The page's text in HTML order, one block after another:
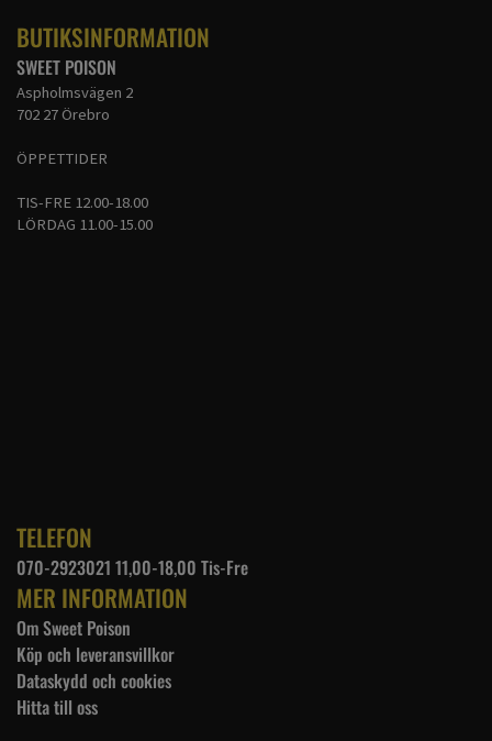
BUTIKSINFORMATION
SWEET POISON
Aspholmsvägen 2
702 27 Örebro
ÖPPETTIDER
TIS-FRE 12.00-18.00
LÖRDAG 11.00-15.00
TELEFON
070-2923021 11,00-18,00 Tis-Fre
MER INFORMATION
Om Sweet Poison
Köp och leveransvillkor
Dataskydd och cookies
Hitta till oss